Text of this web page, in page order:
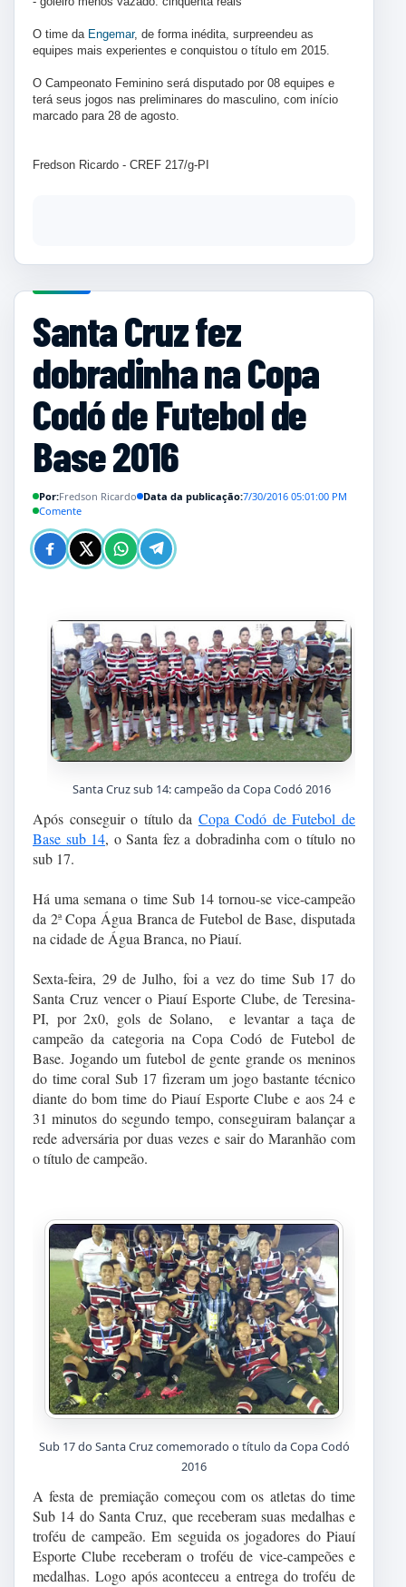
O time da Engemar, de forma inédita, surpreendeu as
equipes mais experientes e conquistou o título em 2015.
O Campeonato Feminino será disputado por 08 equipes e
terá seus jogos nas preliminares do masculino, com início
marcado para 28 de agosto.
Fredson Ricardo - CREF 217/g-PI
Santa Cruz fez
dobradinha na Copa
Codó de Futebol de
Base 2016
Por:Fredson Ricardo Data da publicação:7/30/2016 05:01:00 PM
Comente
Santa Cruz sub 14: campeão da Copa Codó 2016
Após conseguir o título da Copa Codó de Futebol de
Base sub 14, o Santa fez a dobradinha com o título no
sub 17.
Há uma semana o time Sub 14 tornou-se vice-campeão
da 2ª Copa Água Branca de Futebol de Base, disputada
na cidade de Água Branca, no Piauí.
Sexta-feira, 29 de Julho, foi a vez do time Sub 17 do
Santa Cruz vencer o Piauí Esporte Clube, de Teresina-
PI, por 2x0, gols de Solano, e levantar a taça de
campeão da categoria na Copa Codó de Futebol de
Base. Jogando um futebol de gente grande os meninos
do time coral Sub 17 fizeram um jogo bastante técnico
diante do bom time do Piauí Esporte Clube e aos 24 e
31 minutos do segundo tempo, conseguiram balançar a
rede adversária por duas vezes e sair do Maranhão com
o título de campeão.
Sub 17 do Santa Cruz comemorado o título da Copa Codó
2016
A festa de premiação começou com os atletas do time
Sub 14 do Santa Cruz, que receberam suas medalhas e
troféu de campeão. Em seguida os jogadores do Piauí
Esporte Clube receberam o troféu de vice-campeões e
medalhas. Logo após aconteceu a entrega do troféu de